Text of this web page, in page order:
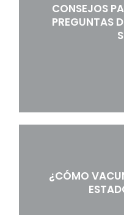
CONSEJOS
PREGUNTAS
¿CÓMO